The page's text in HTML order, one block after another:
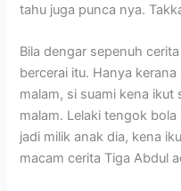
tahu juga punca nya.
Bila dengar sepenuh
bercerai itu. Hanya
malam, si suami kena
malam. Lelaki tengok
jadi milik anak dia, kena
macam cerita Tiga Abdul